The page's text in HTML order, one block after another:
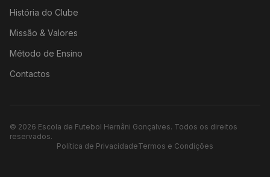
História do Clube
Missão & Valores
Método de Ensino
Contactos
© 2026 Escola de Futebol Hernâni Gonçalves. Todos os direitos
reservados.
Política de PrivacidadeTermos e Condições